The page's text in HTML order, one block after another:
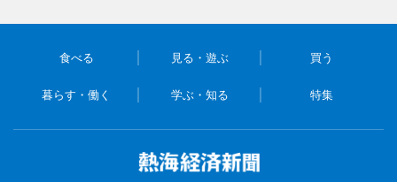
食べる 見る・遊ぶ 買う
暮らす・働く 学ぶ・知る 特集